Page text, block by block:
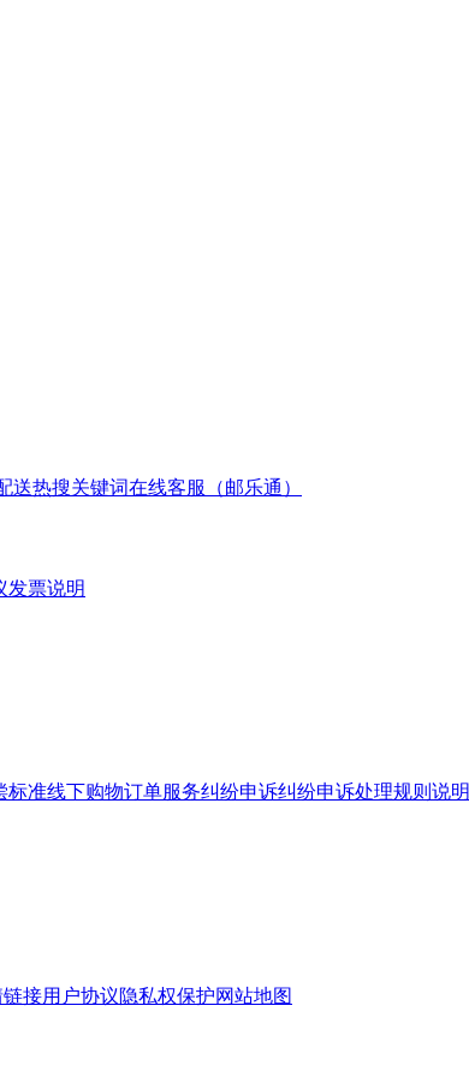
送热搜关键词在线客服（邮乐通）
发票说明
标准线下购物订单服务纠纷申诉纠纷申诉处理规则说明
接用户协议隐私权保护网站地图